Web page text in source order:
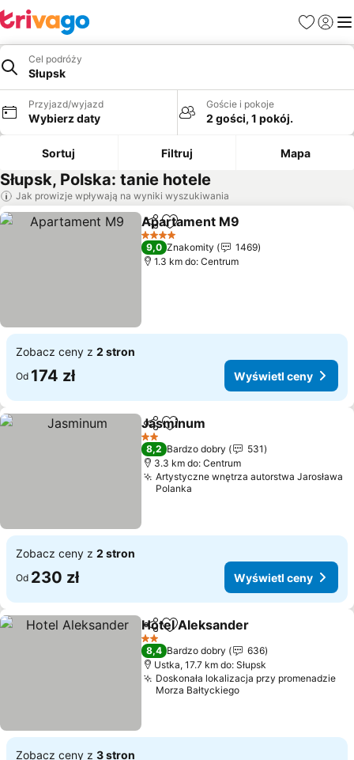
Ulubione
Cel podróży
Słupsk
Przyjazd/wyjazd
Wybierz daty
Goście i pokoje
2 gości, 1 pokój.
Sortuj Filtruj Mapa
Słupsk, Polska: tanie hotele
Jak prowizje wpływają na wyniki wyszukiwania
Udostępnij
Dodaj do ulubionych
Apartament M9
4 Kategoria
9,0 Znakomity
1469
1.3 km do: Centrum
Zobacz ceny z 2 stron
Od 174 zł Wyświetl ceny
Udostępnij
Dodaj do ulubionych
Jasminum
2 Kategoria
8,2 Bardzo dobry
531
3.3 km do: Centrum
Artystyczne wnętrza autorstwa Jarosława
Polanka
Zobacz ceny z 2 stron
Od 230 zł Wyświetl ceny
Udostępnij
Dodaj do ulubionych
Hotel Aleksander
2 Kategoria
8,4 Bardzo dobry
636
Ustka, 17.7 km do: Słupsk
Doskonała lokalizacja przy promenadzie
Morza Bałtyckiego
Zobacz ceny z 3 stron